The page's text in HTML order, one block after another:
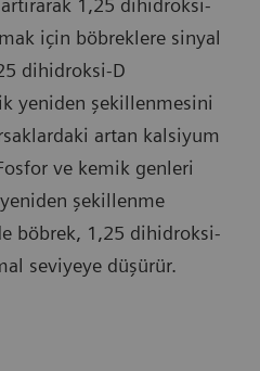
1,25 dihidroksi-
için böbreklere sinyal
dihidroksi-D
yeniden şekillenmesini
artan kalsiyum
ve kemik genleri
şekillenme
böbrek, 1,25 dihidroksi-
seviyeye düşürür.